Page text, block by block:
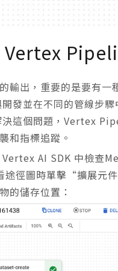
輸出，重要的是要有
發並在不同的管線步
決這個問題，Vertex
和指標追蹤。
AI SDK 中檢查
徑圖時單擊“擴展元
的儲存位置：